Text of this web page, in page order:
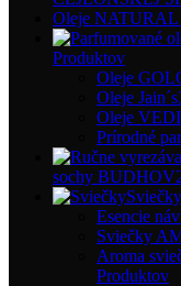
Oleje NATURAL
Produktov
Oleje
Oleje Jain´s
Oleje
Prírodné
sochy BUDHOV
Sviečky
Esencie
Sviečky
Aroma
Produktov